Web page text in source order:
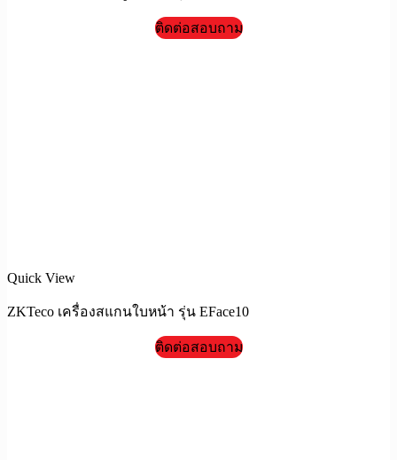
ติดต่อสอบถาม
Quick View
ZKTeco เครื่องสแกนใบหน้า รุ่น EFace10
ติดต่อสอบถาม